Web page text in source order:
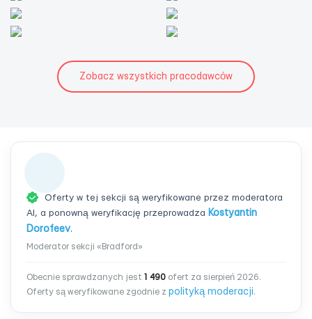
Zobacz wszystkich pracodawców
Oferty w tej sekcji są weryfikowane przez moderatora
AI, a ponowną weryfikację przeprowadza Kostyantin
Dorofeev.
Moderator sekcji «Bradford»
Obecnie sprawdzanych jest 1 490 ofert za sierpień 2026.
Oferty są weryfikowane zgodnie z polityką moderacji.